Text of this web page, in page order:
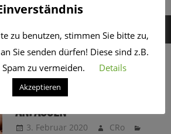
NACHHALTIGKEIT ZUM
ANFASSEN
3. Februar 2020 CRo
zu benutzen, stimmen Sie bitte zu,
Sie senden dürfen! Diese sind z.B.
zu vermeiden.
Details
Akzeptieren